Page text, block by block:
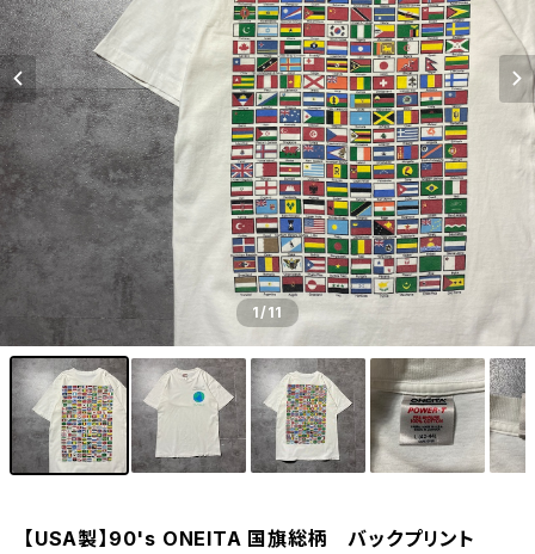
1/11
【USA製】90's ONEITA 国旗総柄 バックプリント